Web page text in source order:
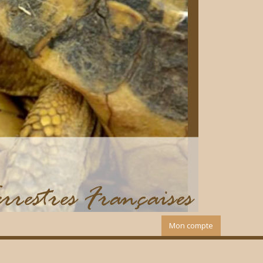
Mon compte